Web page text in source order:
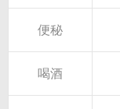
便秘
喝酒